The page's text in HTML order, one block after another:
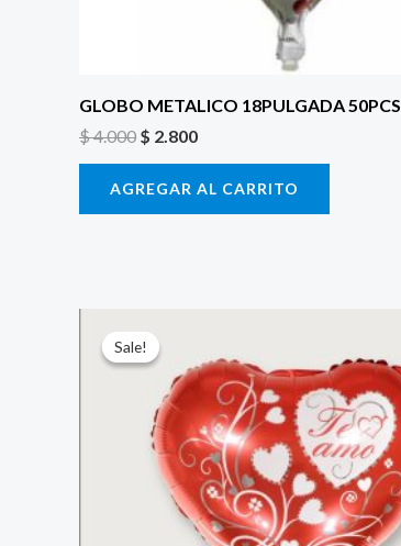
GLOBO METALICO 18PULGADA 50PCS
$4.000 $ 2.800
AGREGAR AL CARRITO
Sale!
Sale!precio
original
era:
$ 4.000.
actual
es:
$ 2.800.